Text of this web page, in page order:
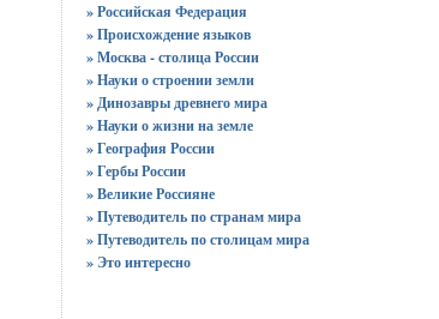
» Российская Федерация
» Происхождение языков
» Москва - столица России
» Науки о строении земли
» Динозавры древнего мира
» Науки о жизни на земле
» География России
» Гербы России
» Великие Россияне
» Путеводитель по странам мира
» Путеводитель по столицам мира
» Это интересно